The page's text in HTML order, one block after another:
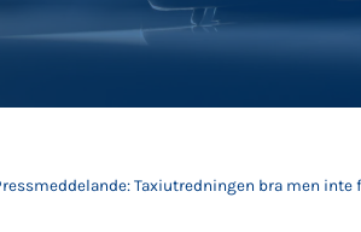
Taxiutredningen bra men